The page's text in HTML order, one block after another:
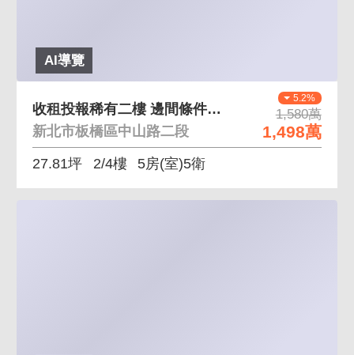
AI導覽
5.2%
1,580萬
1,498萬
收租投報稀有二樓 邊間條件，房間皆有對外窗採光佳
新北市板橋區中山路二段
27.81坪 2/4樓 5房(室)5衛